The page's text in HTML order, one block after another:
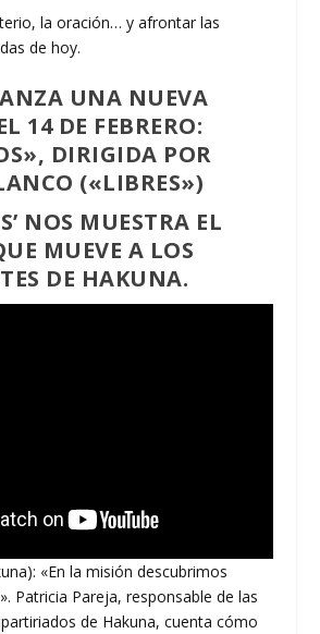
la oración… y afrontar las
de hoy.
UNA NUEVA
14 DE FEBRERO:
DIRIGIDA POR
(«LIBRES»)
NOS MUESTRA EL
MUEVE A LOS
DE HAKUNA.
«En la misión descubrimos
Patricia Pareja, responsable de las
de Hakuna, cuenta cómo